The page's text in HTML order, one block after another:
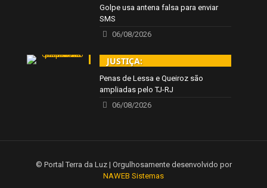
Golpe usa antena falsa para enviar
SMS
06/08/2026
JUSTIÇA:
Penas de Lessa e Queiroz são
ampliadas pelo TJ-RJ
06/08/2026
© Portal Terra da Luz | Orgulhosamente desenvolvido por
NAWEB Sistemas